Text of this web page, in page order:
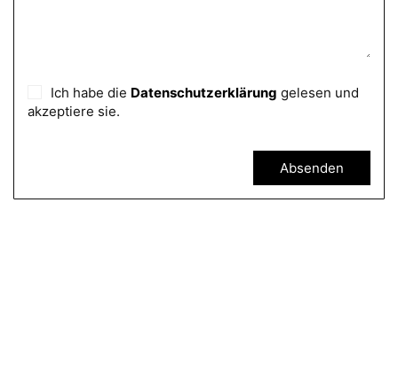
Ich habe die Datenschutzerklärung gelesen und
akzeptiere sie.
Absenden